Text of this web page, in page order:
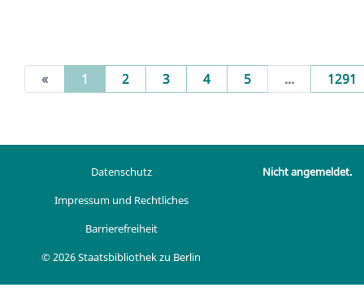
« 1 (current)
2 3 4 5 ... 1291
Datenschutz
Impressum und Rechtliches
Barrierefreiheit
© 2026 Staatsbibliothek zu Berlin
Nicht angemeldet.